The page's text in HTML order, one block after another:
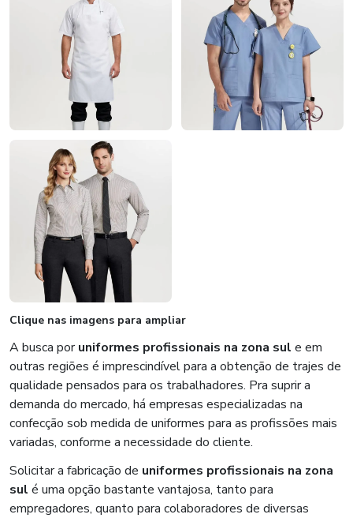
Clique nas imagens para ampliar
A busca poruniformes profissionais na zona sul e em
outras regiões é imprescindível para a obtenção de trajes de
qualidade pensados para os trabalhadores. Pra suprir a
demanda do mercado, há empresas especializadas na
confecção sob medida de uniformes para as profissões mais
variadas, conforme a necessidade do cliente.
Solicitar a fabricação de uniformes profissionais na zona
sul é uma opção bastante vantajosa, tanto para
empregadores, quanto para colaboradores de diversas